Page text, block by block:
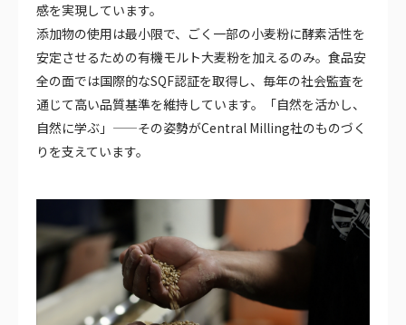
感を実現しています。
添加物の使用は最小限で、ごく一部の小麦粉に酵素活性を
安定させるための有機モルト大麦粉を加えるのみ。食品安
全の面では国際的なSQF認証を取得し、毎年の社会監査を
通じて高い品質基準を維持しています。「自然を活かし、
自然に学ぶ」——その姿勢がCentral Milling社のものづく
りを支えています。